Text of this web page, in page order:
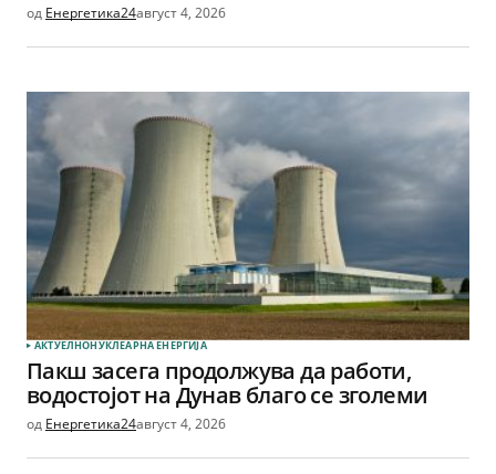
од Енергетика24август 4, 2026
АКТУЕЛНОНУКЛЕАРНА ЕНЕРГИЈА
Пакш засега продолжува да работи,
водостојот на Дунав благо се зголеми
од Енергетика24август 4, 2026